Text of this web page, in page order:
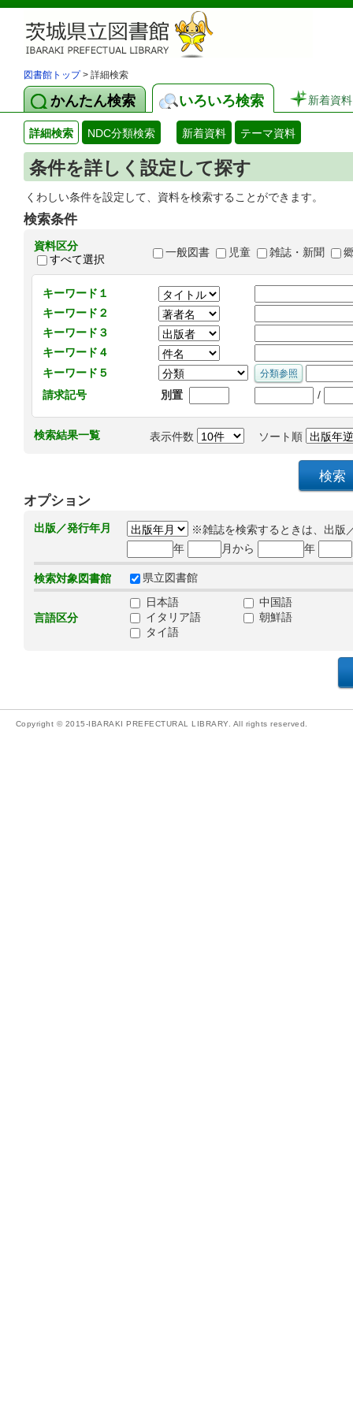
図書館トップ> 詳細検索
かんたん検索 いろいろ検索 新着資料
詳細検索 NDC分類検索 新着資料 テーマ資料
条件を詳しく設定して探す
くわしい条件を設定して、資料を検索することができます。
検索条件
資料区分
すべて選択
一般図書 児童 雑誌・新聞
キーワード１
キーワード２
キーワード３
キーワード４
キーワード５
請求記号
別置 /
検索結果一覧 表示件数 ソート順
オプション
出版／発行年月
※雑誌を検索するときは、出版
年
月から 年
検索対象図書館 県立図書館
言語区分
日本語
中国語
イタリア語
朝鮮語
タイ語
Copyright © 2015-IBARAKI PREFECTURAL LIBRARY. All rights reserved.